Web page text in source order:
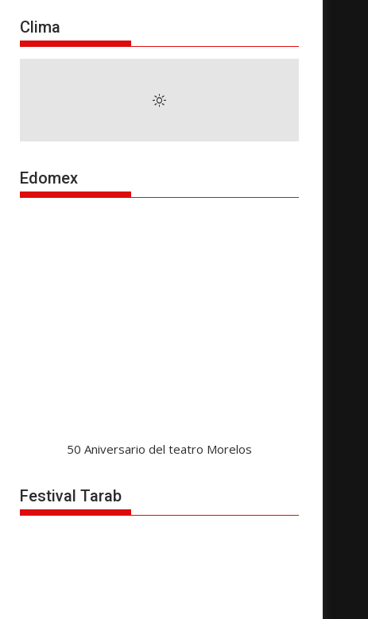
Clima
Edomex
50 Aniversario del teatro Morelos
Festival Tarab